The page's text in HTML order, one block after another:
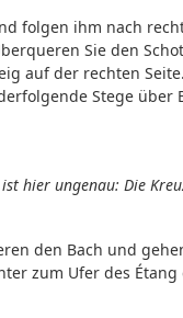
folgen ihm nach
Sie den
auf der rechten
Stege über
hier ungenau: Die
den Bach und
zum Ufer des Étang